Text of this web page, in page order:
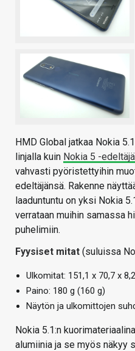
HMD Global jatkaa Nokia
linjalla kuin Nokia 5 -
vahvasti pyöristettyihin
edeltäjänsä. Rakenne
laaduntuntu on yksi Nokia
verrataan muihin samassa
puhelimiin.
Fyysiset mitat (suluissa
Ulkomitat: 151,1 x 70,7 x
Paino: 180 g (160 g)
Näytön ja ulkomittojen
Nokia 5.1:n
alumiinia ja se myös näkyy